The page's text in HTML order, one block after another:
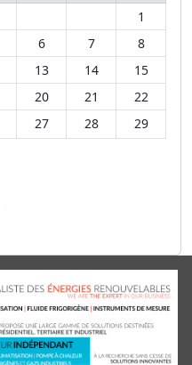
1
6 7
8
13 14
15
20 21
22
27 28
29